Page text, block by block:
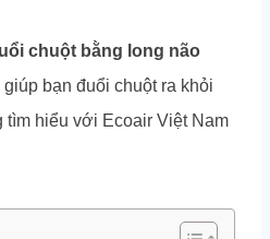
chuột bằng long não
bạn đuổi chuột ra khỏi
tìm hiểu với Ecoair Việt Nam